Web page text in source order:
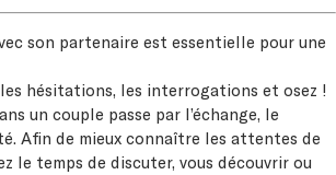
son partenaire est essentielle pour une
hésitations, les interrogations et osez !
un couple passe par l’échange, le
Afin de mieux connaître les attentes de
le temps de discuter, vous découvrir ou